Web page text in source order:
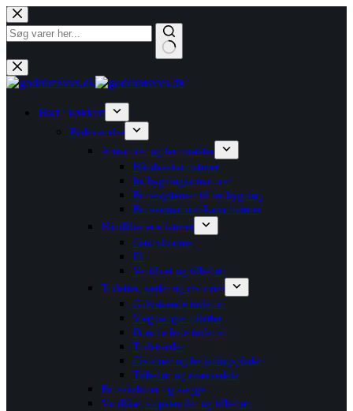
Fortsæt
til
indhold
Ingen
resultater
Bad / køkken
Badeværelse
Armaturer og termostater
Håndvaskarmaturer
Indbygningsarmaturer
Brusesystemer til indbygning
Brusearmaturer/kararmaturer
Håndklæderadiatorer
Centralvarme
El
Ventilsæt og tilbehør
Toiletter, sæder og cisterner
Gulvstående toiletter
Væghængte toiletter
Douche bide toiletter
Toiletsæder
Cisterner og betjeningsplader
Tilbehør og reservedele
Brusekabiner og vægge
Vandlåse, stopventiler og tilbehør